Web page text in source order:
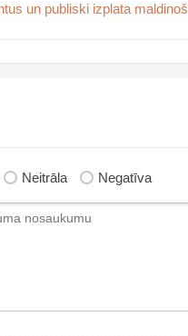
un publiski izplata
Neitrāla Negatīva